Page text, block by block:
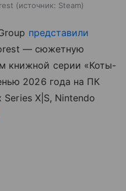
источник: Steam
представили
— сюжетную
книжной серии «Коты-
2026 года на ПК
X|S, Nintendo